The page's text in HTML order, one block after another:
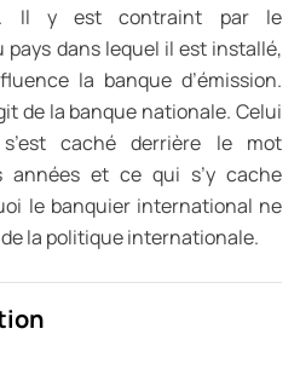
Il y est contraint par le
dans lequel il est installé,
la banque d’émission.
de la banque nationale. Celui
caché derrière le mot
années et ce qui s’y cache
le banquier international ne
la politique internationale.